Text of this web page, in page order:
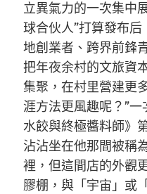
立異氣力的一次集中
球合伙人”打算發布
地創業者、跨界前鋒
把年夜余村的文旅資
集聚，在村里營建更
涯方法更風趣呢？”
水餃與終極醬料師》
沾沾坐在他那間被稱
裡，但這間店的外觀
膠棚，與「宇宙」或